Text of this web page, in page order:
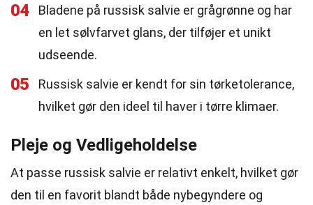
04
Bladene på russisk salvie er grågrønne og har
en let sølvfarvet glans, der tilføjer et unikt
udseende.
05
Russisk salvie er kendt for sin tørketolerance,
hvilket gør den ideel til haver i tørre klimaer.
Pleje og Vedligeholdelse
At passe russisk salvie er relativt enkelt, hvilket gør
den til en favorit blandt både nybegyndere og